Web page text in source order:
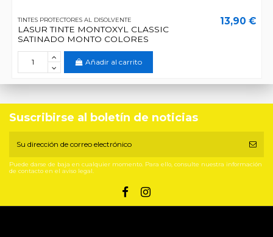
TINTES PROTECTORES AL DISOLVENTE
LASUR TINTE MONTOXYL CLASSIC
SATINADO MONTO COLORES
13,90 €
Añadir al carrito
Suscribirse al boletín de noticias
Puede darse de baja en cualquier momento. Para ello, consulte nuestra información
de contacto en el aviso legal.